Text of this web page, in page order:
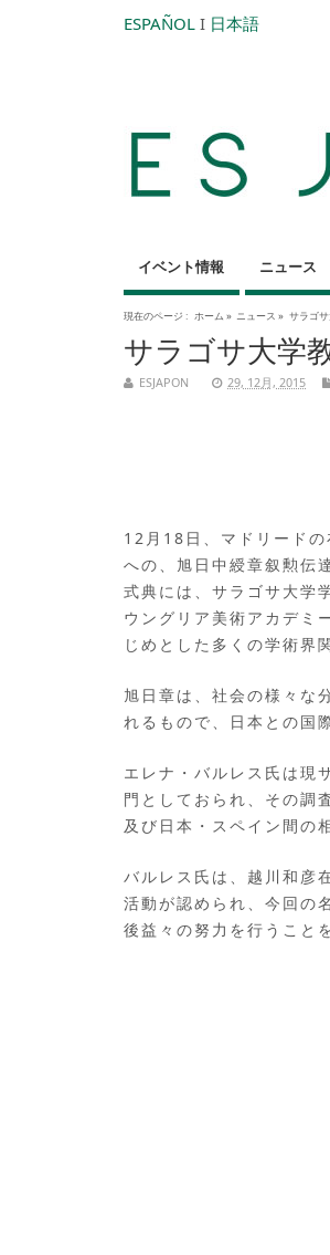
ESPAÑOL I 日本語
イベント情報 ニュース
現在のページ : ホーム » ニュース » サラゴ
サラゴサ大学
ESJAPON 29, 12月, 2015
12月18日、マドリード
への、旭日中綬章叙勲伝
式典には、サラゴサ大学
ウングリア美術アカデミ
じめとした多くの学術界
旭日章は、社会の様々な
れるもので、日本との国
エレナ・バルレス氏は現
門としておられ、その調
及び日本・スペイン間の
バルレス氏は、越川和彦
活動が認められ、今回の
後益々の努力を行うこと